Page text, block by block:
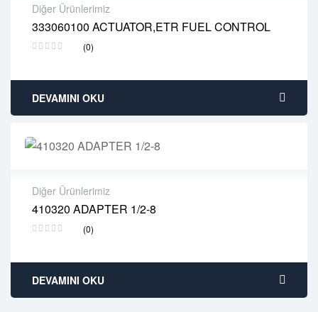
Diğer Ürünlerimiz
333060100 ACTUATOR,ETR FUEL CONTROL
(0)
2 years warranty
Delivery time: 1-2 business days
DEVAMINI OKU
Diğer Ürünlerimiz
410320 ADAPTER 1/2-8
(0)
2 years warranty
Delivery time: 1-2 business days
DEVAMINI OKU